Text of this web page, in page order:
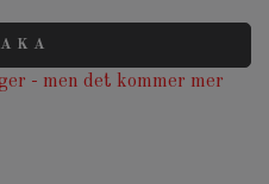
- men det kommer mer